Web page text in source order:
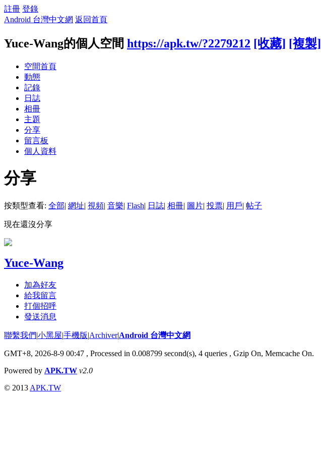
註冊 登錄
Android 台灣中文網 返回首頁
Yuce-Wang的個人空間 https://apk.tw/?2279212 [收藏] [複製]
空間首頁
動態
記錄
日誌
相冊
主題
分享
留言板
個人資料
分享
按類型查看: 全部| 網址| 視頻| 音樂| Flash| 日誌| 相冊| 圖片| 投票| 用戶| 帖子
現在還沒分享
Yuce-Wang
加為好友
給我留言
打個招呼
發送消息
聯繫我們|小黑屋|手機版|Archiver|Android 台灣中文網
GMT+8, 2026-8-9 00:47 , Processed in 0.008799 second(s), 4 queries , Gzip On, Memcache On.
Powered by APK.TW v2.0
© 2013 APK.TW